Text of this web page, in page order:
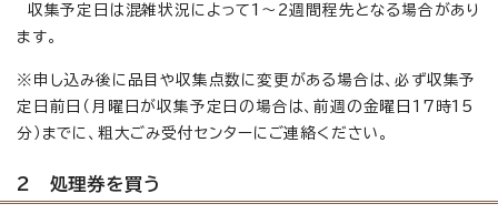
収集予定日は混雑状況によって1～2週間程先となる場合があり
ます。
※申し込み後に品目や収集点数に変更がある場合は、必ず収集予
定日前日（月曜日が収集予定日の場合は、前週の金曜日17時15
分）までに、粗大ごみ受付センターにご連絡ください。
2 処理券を買う